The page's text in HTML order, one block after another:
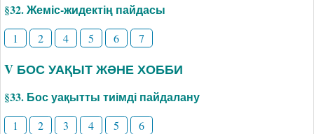
§32. Жеміс-жидектің пайдасы
1 2 4 5 6 7
V БОС УАҚЫТ ЖӘНЕ ХОББИ
§33. Бос уақытты тиімді пайдалану
1 2 3 4 5 6